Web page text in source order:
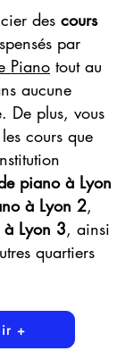
des cours
par
Piano tout au
aucune
De plus, vous
cours que
piano à Lyon
à Lyon 2,
Lyon 3, ainsi
quartiers
+